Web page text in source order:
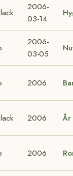
2006-
03-14
2006-
03-05
2006
2006 År
2006